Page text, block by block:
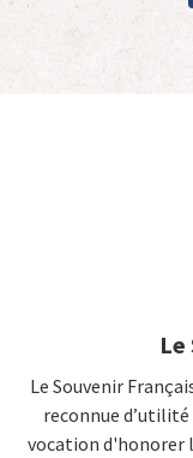
Le
Le Souvenir
reconnue
vocation d'honorer